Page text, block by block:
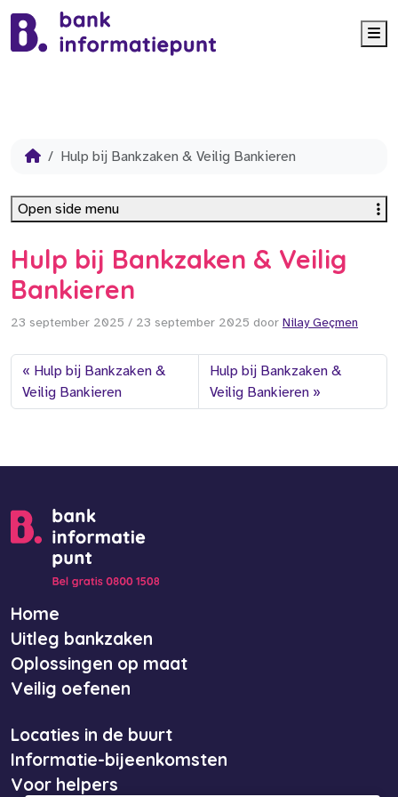
Hulp bij Bankzaken & Veilig Bankieren
Hulp bij Bankzaken & Veilig
Bankieren
23 september 2025 / 23 september 2025 door Nilay Geçmen
Hulp bij Bankzaken &
Veilig Bankieren
Hulp bij Bankzaken &
Veilig Bankieren
Open side menu
Home
Uitleg bankzaken
Oplossingen op maat
Veilig oefenen
Locaties in de buurt
Informatie-bijeenkomsten
Voor helpers